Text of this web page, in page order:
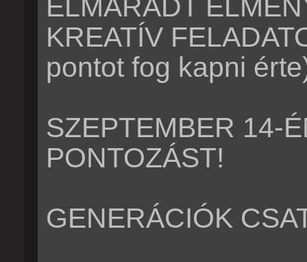
ELMARADT
KREATÍV
pontot fog kapni
SZEPTEMBER 14-
PONTOZÁST!
GENERÁCIÓK